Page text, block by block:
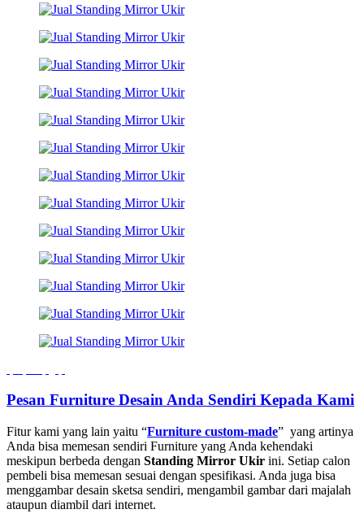
Pesan Furniture Desain Anda Sendiri Kepada Kami
Fitur kami yang lain yaitu “Furniture custom-made” yang artinya
Anda bisa memesan sendiri Furniture yang Anda kehendaki
meskipun berbeda dengan Standing Mirror Ukir ini. Setiap calon
pembeli bisa memesan sesuai dengan spesifikasi. Anda juga bisa
menggambar desain sketsa sendiri, mengambil gambar dari majalah
ataupun diambil dari internet.